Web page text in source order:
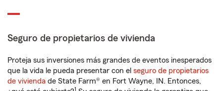
Seguro de propietarios de vivienda
Proteja sus inversiones más grandes de eventos inesperados
que la vida le pueda presentar con el seguro de propietarios
de vivienda de State Farm® en Fort Wayne, IN. Entonces,
1